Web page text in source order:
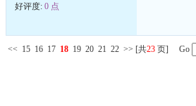
好评度: 0 点
<< 15 16 17 18 19 20 21 22 >> [共23 页] Go